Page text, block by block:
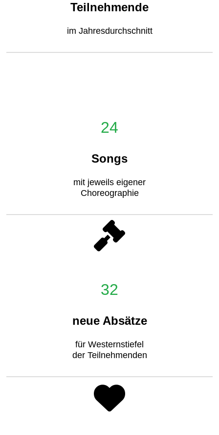
Teilnehmende
im Jahresdurchschnitt
24
Songs
mit jeweils eigener
Choreographie
32
neue Absätze
für Westernstiefel
der Teilnehmenden